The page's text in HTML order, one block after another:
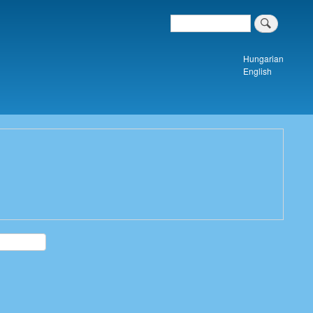
Keresés a tartalomban
Search
Hungarian
English